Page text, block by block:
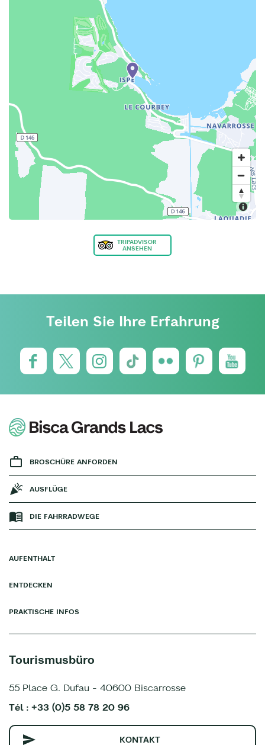
TRIPADVISOR
ANSEHEN
Teilen Sie Ihre Erfahrung
BROSCHÜRE ANFORDEN
AUSFLÜGE
DIE FAHRRADWEGE
AUFENTHALT
ENTDECKEN
PRAKTISCHE INFOS
Tourismusbüro
55 Place G. Dufau - 40600 Biscarrosse
Tél : +33 (0)5 58 78 20 96
KONTAKT